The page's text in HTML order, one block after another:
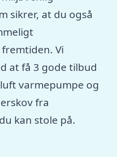
sikrer, at du også
Vi
at få 3 gode tilbud
varmepumpe og
fra
kan stole på.